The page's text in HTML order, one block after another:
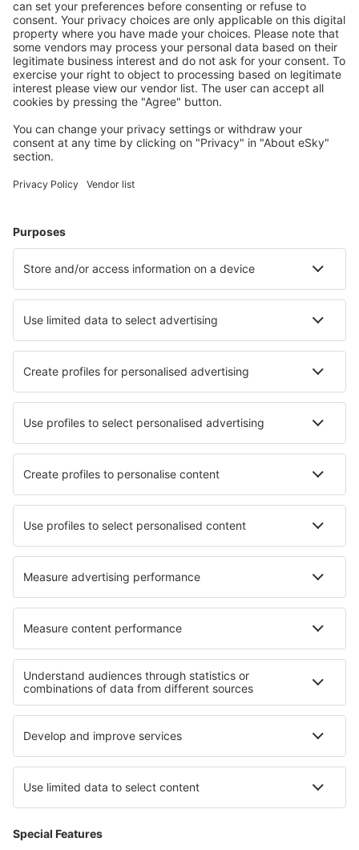
Cazarea preferată
Alege din peste 1,3 mil. de opţiuni: hoteluri, cabane,
apartamente și altele.
Cele mai căutate hoteluri de către utilizatorii eSky
Hoteluri în Statele Unite ale Americii - Orașe populare
Hoteluri în Sevierville
Hoteluri în Las Vegas Hoteluri în Rehoboth Beach
Hoteluri în Bonita Springs Hoteluri în Washington
Cele mai bune hoteluri - orașe
Hoteluri în Hittfeld Hoteluri în Lorca
Hoteluri în Greussen Hoteluri Saint Etienne A Arnes
Hoteluri în Stoke Hoteluri în Divšići Hoteluri în Oost
Hoteluri în Talence
Cele mai bune hoteluri - regiuni
Hoteluri in Orlando și parcuri, Florida
Hoteluri in Monument Valley
Hoteluri in Los Padres National Forest Hoteluri in Texas
Hoteluri În Dolj județul Hoteluri in Kărgeali
Hoteluri în Nicaragua Hoteluri in Val Rendena